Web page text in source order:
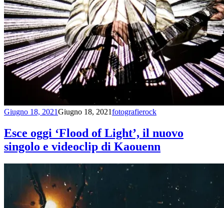
Giugno 18, 2021Giugno 18, 2021fotografierock
Esce oggi ‘Flood of Light’, il nuovo
singolo e videoclip di Kaouenn